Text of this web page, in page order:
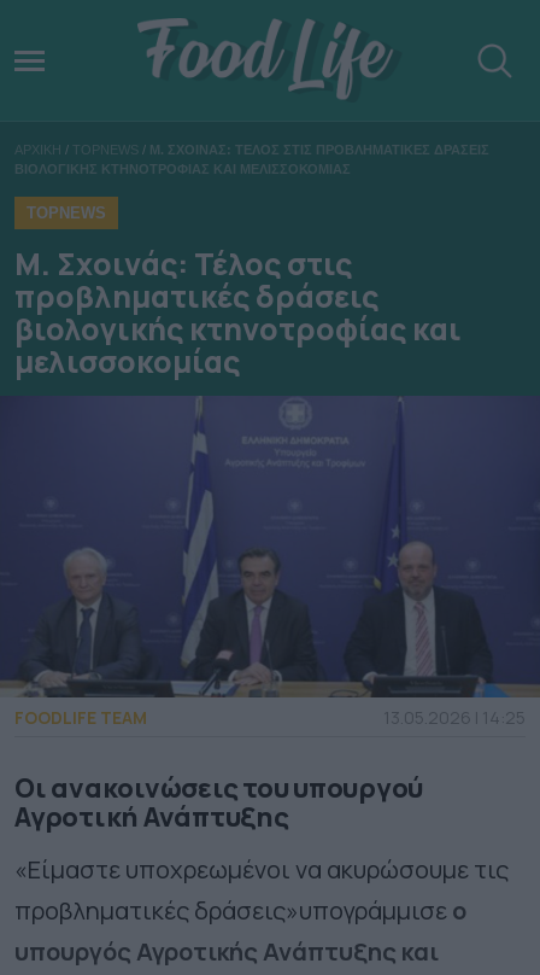
ΑΡΧΙΚΗ / TOPNEWS / Μ. ΣΧΟΙΝΑΣ: ΤΕΛΟΣ ΣΤΙΣ ΠΡΟΒΛΗΜΑΤΙΚΕΣ ΔΡΑΣΕΙΣ
ΒΙΟΛΟΓΙΚΗΣ ΚΤΗΝΟΤΡΟΦΙΑΣ ΚΑΙ ΜΕΛΙΣΣΟΚΟΜΙΑΣ
TOPNEWS
Μ. Σχοινάς: Τέλος στις
προβληματικές δράσεις
βιολογικής κτηνοτροφίας και
μελισσοκομίας
FOODLIFE TEAM 13.05.2026 | 14:25
Οι ανακοινώσεις του υπουργού
Αγροτική Ανάπτυξης
«Είμαστε υποχρεωμένοι να ακυρώσουμε τις
προβληματικές δράσεις»υπογράμμισεο
υπουργός Αγροτικής Ανάπτυξης και